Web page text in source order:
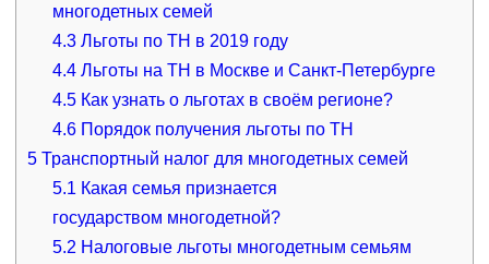
многодетных семей
4.3 Льготы по ТН в 2019 году
4.4 Льготы на ТН в Москве и Санкт-Петербурге
4.5 Как узнать о льготах в своём регионе?
4.6 Порядок получения льготы по ТН
5Транспортный налог для многодетных семей
5.1 Какая семья признается
государством многодетной?
5.2 Налоговые льготы многодетным семьям